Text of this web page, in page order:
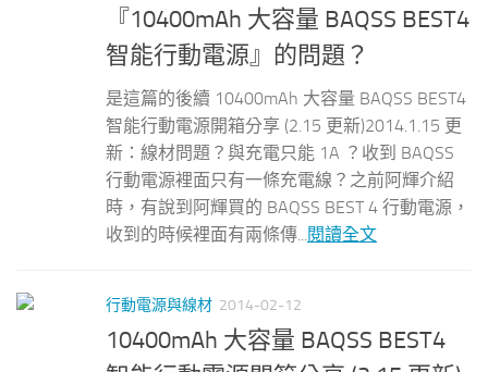
『10400mAh 大容量 BAQSS BEST4
智能行動電源』的問題？
是這篇的後續 10400mAh 大容量 BAQSS BEST4
智能行動電源開箱分享 (2.15 更新)2014.1.15 更
新：線材問題？與充電只能 1A ？收到 BAQSS
行動電源裡面只有一條充電線？之前阿輝介紹
時，有說到阿輝買的 BAQSS BEST 4 行動電源，
收到的時候裡面有兩條傳... 閱讀全文
行動電源與線材 2014-02-12
10400mAh 大容量 BAQSS BEST4